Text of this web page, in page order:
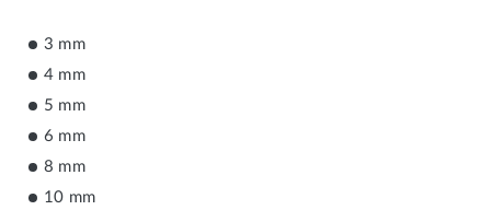
3 mm
4 mm
5 mm
6 mm
8 mm
10 mm